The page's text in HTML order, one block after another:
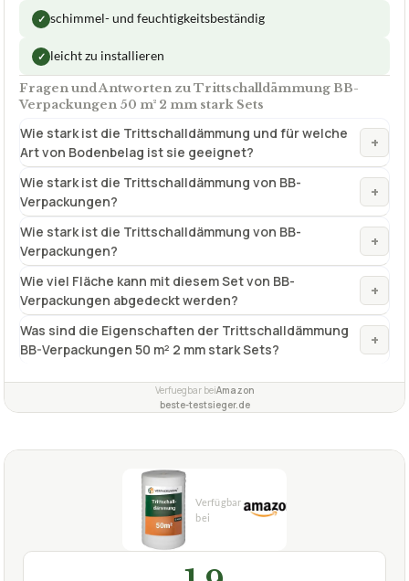
✓ schimmel- und feuchtigkeitsbeständig
✓ leicht zu installieren
Fragen und Antworten zu Trittschalldämmung BB-
Verpackungen 50 m² 2 mm stark Sets
Wie stark ist die Trittschalldämmung und für welche
Art von Bodenbelag ist sie geeignet?
+
Wie stark ist die Trittschalldämmung von BB-
Verpackungen?
+
Wie stark ist die Trittschalldämmung von BB-
Verpackungen?
+
Wie viel Fläche kann mit diesem Set von BB-
Verpackungen abgedeckt werden?
+
Was sind die Eigenschaften der Trittschalldämmung
BB-Verpackungen 50 m² 2 mm stark Sets?
+
Verfuegbar beiAmazon
beste-testsieger.de